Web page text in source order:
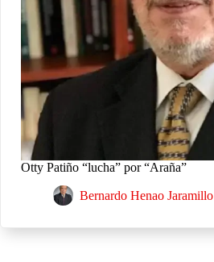
Otty Patiño “lucha” por “Araña”
Bernardo Henao Jaramillo